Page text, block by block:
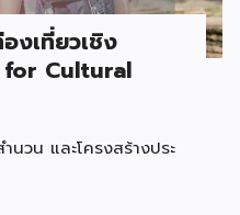
งเที่ยวเชิง
Cultural
วน และโครงสร้างประ